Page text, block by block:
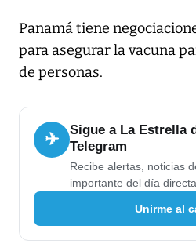
Panamá tiene
para asegurar la vacuna
de personas.
✈
Sigue a La Estrella
Telegram
Recibe alertas, noticias
importante del día
Unirme al